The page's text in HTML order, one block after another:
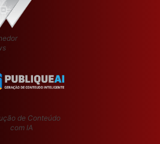
de Conteúdo
com IA